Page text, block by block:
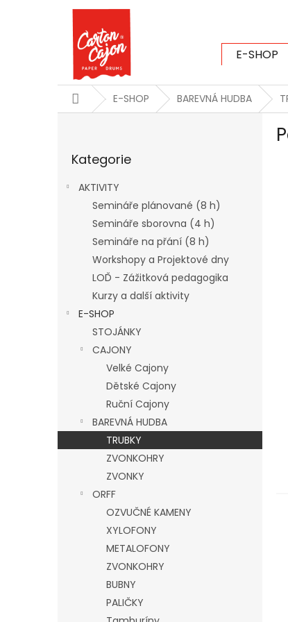
E-SHOP
DomůE-SHOP BAREVNÁ HUDBA
kategorie
Kategorie
AKTIVITY
Semináře plánované (8 h)
Semináře sborovna (4 h)
Semináře na přání (8 h)
Workshopy a Projektové dny
LOĎ - Zážitková pedagogika
Kurzy a další aktivity
E-SHOP
STOJÁNKY
CAJONY
Velké Cajony
Dětské Cajony
Ruční Cajony
BAREVNÁ HUDBA
TRUBKY
ZVONKOHRY
ZVONKY
ORFF
OZVUČNÉ KAMENY
XYLOFONY
METALOFONY
ZVONKOHRY
BUBNY
PALIČKY